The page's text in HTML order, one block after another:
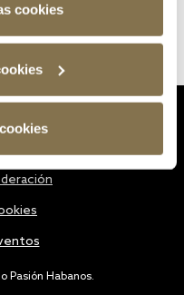
cookies
Pasión Habanos.